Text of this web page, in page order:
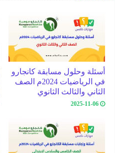
أسئلة وحلول مسابقة كانجارو
في الرياضيات 2024م الصف
الثاني والثالث الثانوي
2025-11-06